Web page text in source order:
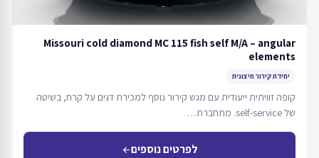
Missouri cold diamond MC 115 fish self M/A – angular
elements
יחידת קירור חיצונית
קופה זוויתית ייעודית עם מגש קירור נוסף למכירת דגים על קרח, בשיטה
של self-service. מתחברת…
לפרטים נוספיםarrow_back